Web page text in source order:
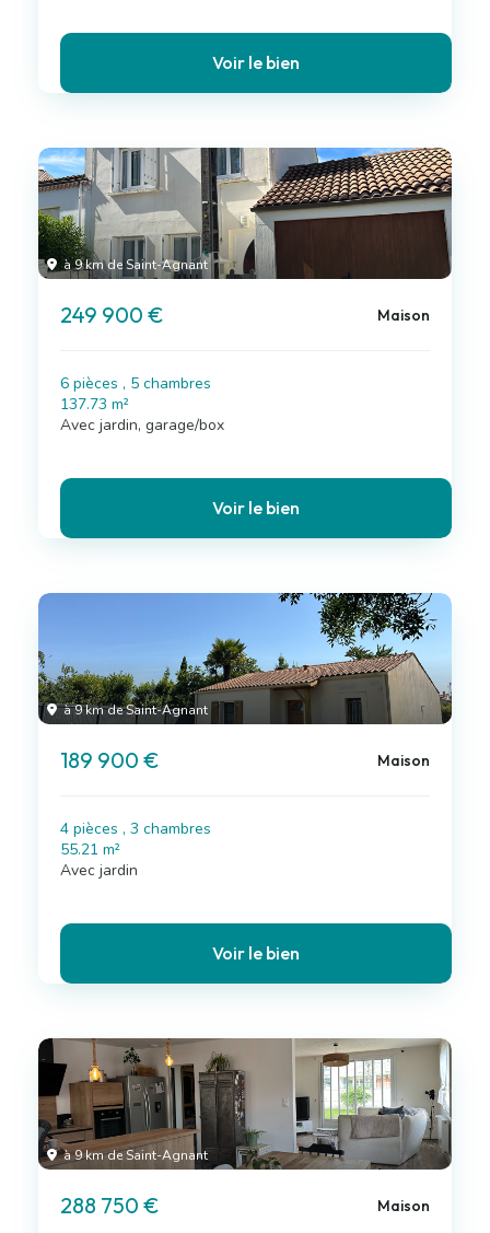
Voir le bien
à 9 km de Saint-Agnant
249 900 € Maison
6 pièces , 5 chambres
137.73 m²
Avec jardin, garage/box
Voir le bien
à 9 km de Saint-Agnant
189 900 € Maison
4 pièces , 3 chambres
55.21 m²
Avec jardin
Voir le bien
à 9 km de Saint-Agnant
288 750 € Maison